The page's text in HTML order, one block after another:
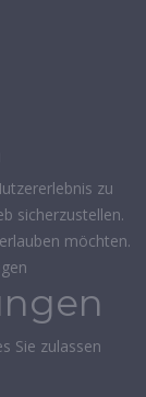
zu
sicherzustellen.
möchten.
Sie zulassen